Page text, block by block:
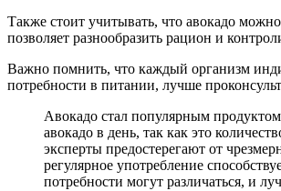
Также стоит учитывать, что авокадо
позволяет разнообразить рацион и
Важно помнить, что каждый организм
потребности в питании, лучше
Авокадо стал популярным
авокадо в день, так как это
эксперты предостерегают от
регулярное употребление
потребности могут различаться, и